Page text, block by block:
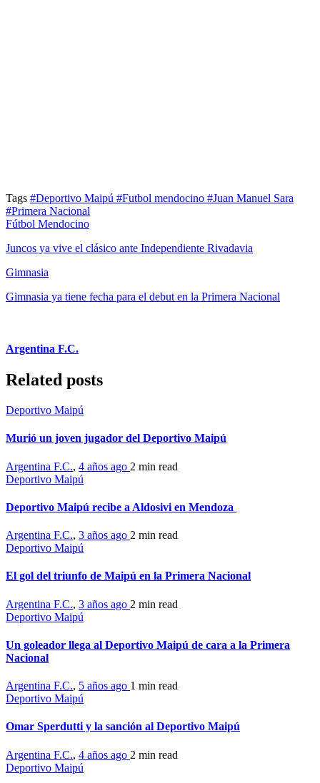
Tags #Deportivo Maipú #Futbol mendocino #Juan Manuel Sara
#Primera Nacional
Fútbol Mendocino
Juncos ya vive el clásico ante Independiente Rivadavia
Gimnasia
Gimnasia ya tiene fecha para el debut en la Primera Nacional
Argentina F.C.
Related posts
Deportivo Maipú
Murió un joven jugador del Deportivo Maipú
Argentina F.C., 4 años ago 2 min read
Deportivo Maipú
Deportivo Maipú recibe a Aldosivi en Mendoza
Argentina F.C., 3 años ago 2 min read
Deportivo Maipú
El gol del triunfo de Maipú en la Primera Nacional
Argentina F.C., 3 años ago 2 min read
Deportivo Maipú
Un goleador llega al Deportivo Maipú de cara a la Primera
Nacional
Argentina F.C., 5 años ago 1 min read
Deportivo Maipú
Omar Sperdutti y la sanción al Deportivo Maipú
Argentina F.C., 4 años ago 2 min read
Deportivo Maipú